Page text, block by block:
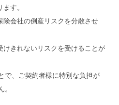
す。
険会社の倒産リスクを分散させ
けきれないリスクを受けることが
で、ご契約者様に特別な負担が